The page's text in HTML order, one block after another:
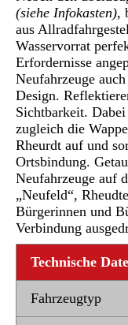
(siehe Infokasten),
aus
Wasservorrat
Erfordernisse
Neufahrzeuge
Design.
Sichtbarkeit.
zugleich die
Rheurdt auf und
Ortsbindung.
Neufahrzeuge auf
„Neufeld“,
Bürgerinnen und
Verbindung
Technische
Fahrzeugtyp